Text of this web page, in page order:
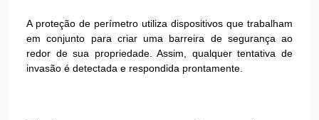
A proteção de perímetro utiliza dispositivos que trabalham
em conjunto para criar uma barreira de segurança ao
redor de sua propriedade. Assim, qualquer tentativa de
invasão é detectada e respondida prontamente.